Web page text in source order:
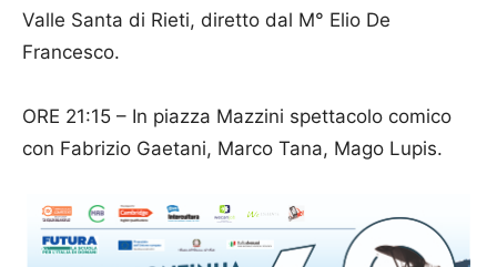
Valle Santa di Rieti, diretto dal M° Elio De
Francesco.
ORE 21:15 – In piazza Mazzini spettacolo comico
con Fabrizio Gaetani, Marco Tana, Mago Lupis.